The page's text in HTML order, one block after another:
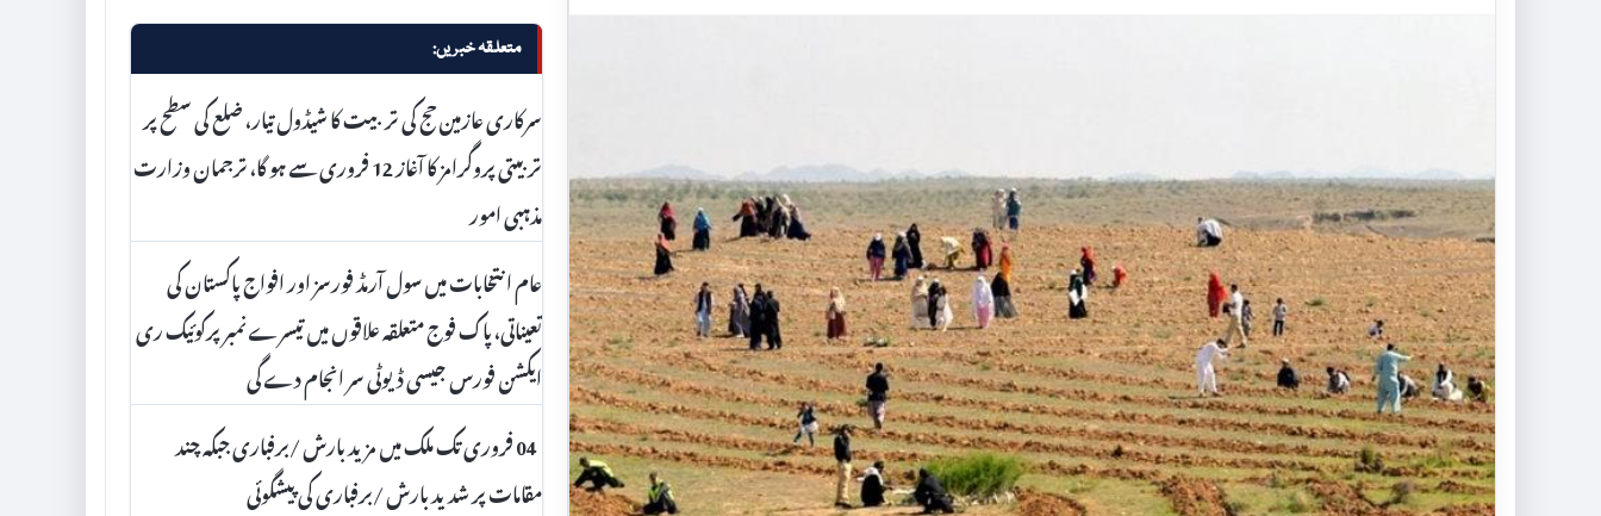
متعلقہ خبریں:
سرکاری عازمین حج کی تربیت کا شیڈول تیار، ضلع کی سطح پر
تربیتی پروگرامز کا آغاز 12 فروری سے ہو گا، ترجمان وزارت
مذہبی امور
عام انتخابات میں سول آرمڈ فورسز اور افواج پاکستان کی
تعیناتی، پاک فوج متعلقہ علاقوں میں تیسرے نمبر پرکوئیک ری
ایکشن فورس جیسی ڈیوٹی سر انجام دے گی
04 فروری تک ملک میں مزید بارش /برفباری جبکہ چند
مقامات پر شدید بارش /برفباری کی پیشگوئی